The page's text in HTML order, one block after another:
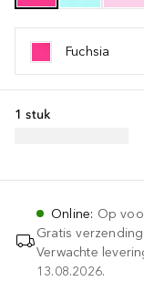
Fuchsia
1 stuk
Online: Op
Gratis verzending
Verwachte
13.08.2026.